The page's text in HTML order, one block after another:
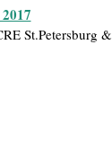
St.Petersburg